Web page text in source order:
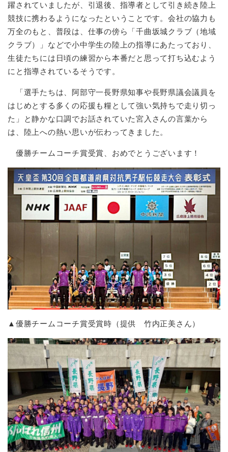
躍されていましたが、引退後、指導者として引き続き陸上
競技に携わるようになったということです。会社の協力も
万全のもと、普段は、仕事の傍ら「千曲坂城クラブ（地域
クラブ）」などで小中学生の陸上の指導にあたっており、
生徒たちには日頃の練習から本番だと思って打ち込むよう
にと指導されているそうです。
「選手たちは、阿部守一長野県知事や長野県議会議員を
はじめとする多くの応援も糧として強い気持ちで走り切っ
た」と静かな口調でお話されていた宮入さんの言葉から
は、陸上への熱い思いが伝わってきました。
優勝チームコーチ賞受賞、おめでとうございます！
▲優勝チームコーチ賞受賞時（提供 竹内正美さん）